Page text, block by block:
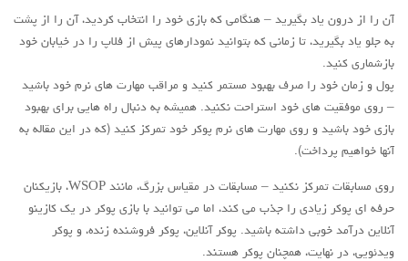
آن را از درون یاد بگیرید – هنگامی که بازی خود را انتخاب کردید، آن را از پشت
به جلو یاد بگیرید، تا زمانی که بتوانید نمودارهای پیش از فلاپ را در خیابان خود
بازشماری کنید.
پول و زمان خود را صرف بهبود مستمر کنید و مراقب مهارت های نرم خود باشید
– روی موفقیت های خود استراحت نکنید. همیشه به دنبال راه هایی برای بهبود
بازی خود باشید و روی مهارت های نرم پوکر خود تمرکز کنید (که در این مقاله به
آنها خواهیم پرداخت).
روی مسابقات تمرکز نکنید – مسابقات در مقیاس بزرگ، مانند WSOP، بازیکنان
حرفه ای پوکر زیادی را جذب می کند، اما می توانید با بازی پوکر در یک کازینو
آنلاین درآمد خوبی داشته باشید. پوکر آنلاین، پوکر فروشنده زنده، و پوکر
ویدئویی، در نهایت، همچنان پوکر هستند.